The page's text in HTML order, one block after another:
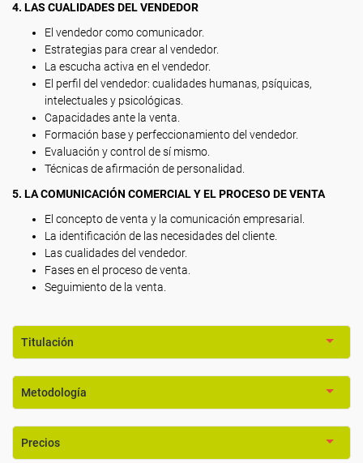
4. LAS CUALIDADES DEL VENDEDOR
El vendedor como comunicador.
Estrategias para crear al vendedor.
La escucha activa en el vendedor.
El perfil del vendedor: cualidades humanas, psíquicas,
intelectuales y psicológicas.
Capacidades ante la venta.
Formación base y perfeccionamiento del vendedor.
Evaluación y control de sí mismo.
Técnicas de afirmación de personalidad.
5. LA COMUNICACIÓN COMERCIAL Y EL PROCESO DE VENTA
El concepto de venta y la comunicación empresarial.
La identificación de las necesidades del cliente.
Las cualidades del vendedor.
Fases en el proceso de venta.
Seguimiento de la venta.
Titulación
Metodología
Precios